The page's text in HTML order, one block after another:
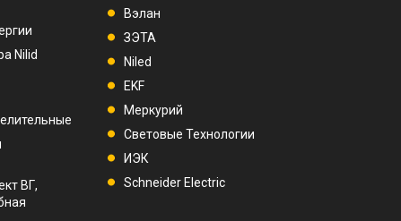
Nilid
ВГ,
Вэлан
ЗЭТА
Niled
EKF
Меркурий
Световые Технологии
ИЭК
Schneider Electric